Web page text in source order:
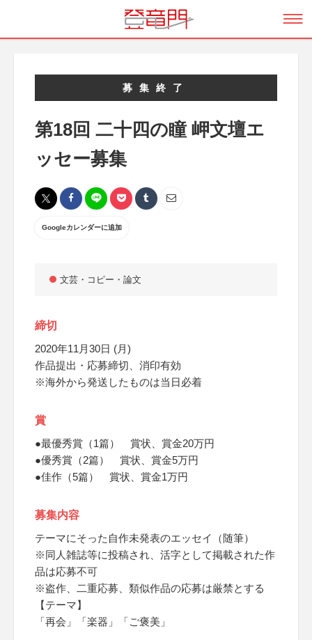
募集終了
第18回 二十四の瞳 岬文壇エ
ッセー募集
Googleカレンダーに追加
文芸・コピー・論文
締切
2020年11月30日 (月)
作品提出・応募締切、消印有効
※海外から発送したものは当日必着
賞
●最優秀賞（1篇） 賞状、賞金20万円
●優秀賞（2篇） 賞状、賞金5万円
●佳作（5篇） 賞状、賞金1万円
募集内容
テーマにそった自作未発表のエッセイ（随筆）
※同人雑誌等に投稿され、活字として掲載された作
品は応募不可
※盗作、二重応募、類似作品の応募は厳禁とする
【テーマ】
「再会」「楽器」「ご褒美」